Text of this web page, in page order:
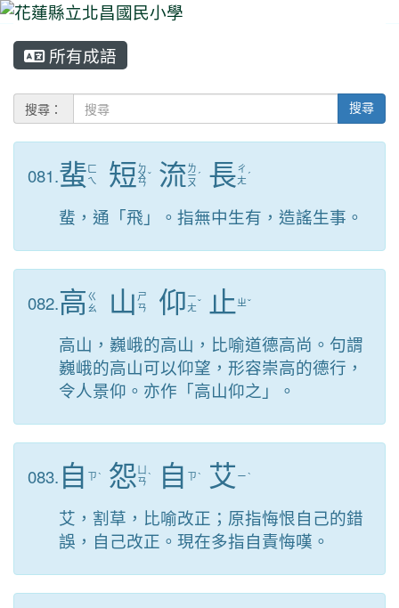
所有成語
搜尋： 搜尋
081.蜚 ㄈ
ㄟ
短 ㄉ
ㄨ
ㄢ
ˇ 流ㄌ
ㄧ
ㄡ
ˊ 長ㄔ
ㄤ ˊ
蜚，通「飛」。指無中生有，造謠生事。
082.高 ㄍ
ㄠ
山 ㄕ
ㄢ
仰 ㄧ
ㄤˇ 止 ㄓˇ
高山，巍峨的高山，比喻道德高尚。句謂
巍峨的高山可以仰望，形容崇高的德行，
令人景仰。亦作「高山仰之」。
083. 自 ㄗˋ 怨ㄢˋ 自 ㄗˋ 艾 ㄧˋ
艾，割草，比喻改正；原指悔恨自己的錯
誤，自己改正。現在多指自責悔嘆。